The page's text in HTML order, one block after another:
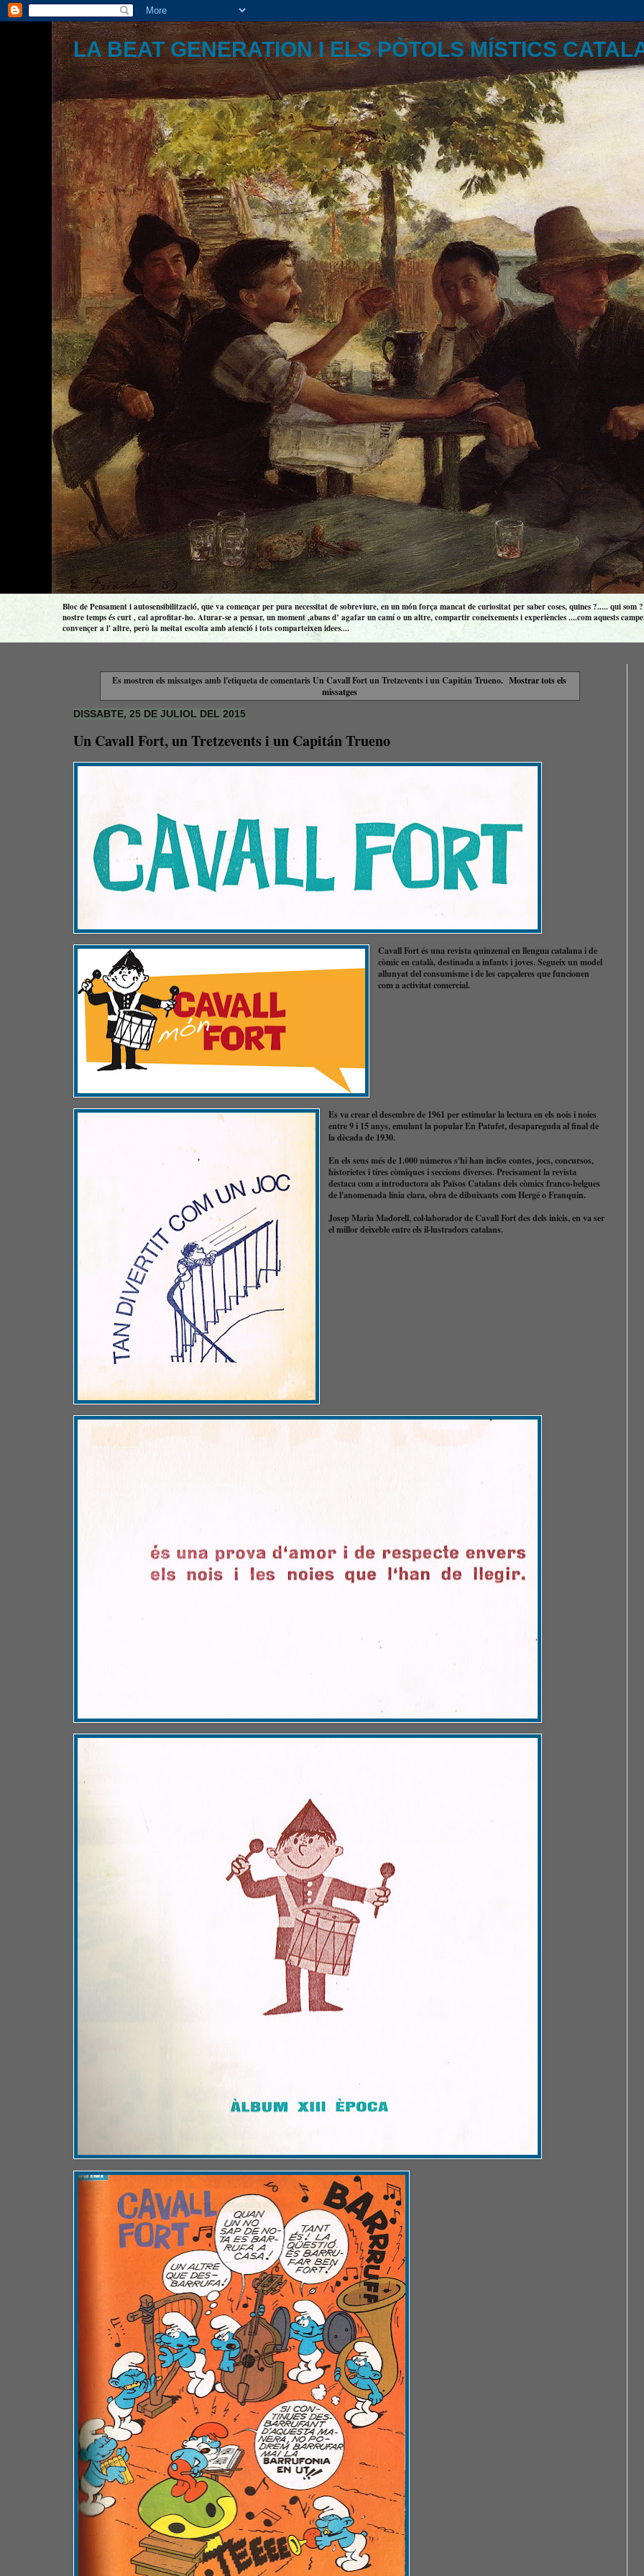
LA BEAT GENERATION I ELS PÒTOLS MÍSTICS
Bloc de Pensament i autosensibilització, que va començar per pura necessitat de sobreviure, en un món força mancat de curiositat per saber coses, quines ?..... qui
nostre temps és curt , cal aprofitar-ho. Aturar-se a pensar, un moment ,abans d’ agafar un camí o un altre, compartir coneixements i experiències ....com aquests
convençer a l' altre, però la meitat escolta amb atenció i tots comparteixen idees....
Es mostren els missatges amb l'etiqueta de comentarisUn Cavall Fort un Tretzevents i un Capitán Trueno. Mostrar tots els
missatges
DISSABTE, 25 DE JULIOL DEL 2015
Un Cavall Fort, un Tretzevents i un Capitán Trueno
Cavall Fort és una revista quinzenal en llengua catalana i de
còmic en català, destinada a infants i joves. Segueix un model
allunyat del consumisme i de les capçaleres que funcionen
com a activitat comercial.
Es va crear el desembre de 1961 per estimular la lectura en els nois i noies
entre 9 i 15 anys, emulant la popular En Patufet, desapareguda al final de
la dècada de 1930.
En els seus més de 1.000 números s'hi han inclòs contes, jocs, concursos,
historietes i tires còmiques i seccions diverses. Precisament la revista
destaca com a introductora als Països Catalans dels còmics franco-belgues
de l'anomenada línia clara, obra de dibuixants com Hergé o Franquin.
Josep Maria Madorell, col·laborador de Cavall Fort des dels inicis, en va ser
el millor deixeble entre els il·lustradors catalans.